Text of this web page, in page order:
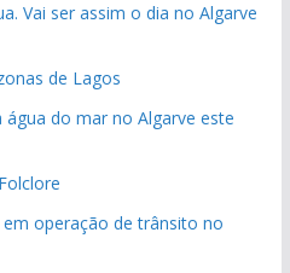
Vai ser assim o dia no Algarve
de Lagos
do mar no Algarve este
operação de trânsito no